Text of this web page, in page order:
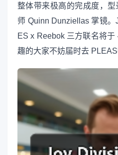
整体带来极高的完成度，
师 Quinn Dunziellas 掌镜
ES x Reebok 三方联名将
趣的大家不妨届时去